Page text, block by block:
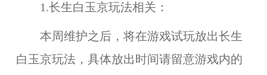
1.长生白玉京玩法相关：
本周维护之后，将在游戏试玩放出长生
白玉京玩法，具体放出时间请留意游戏内的